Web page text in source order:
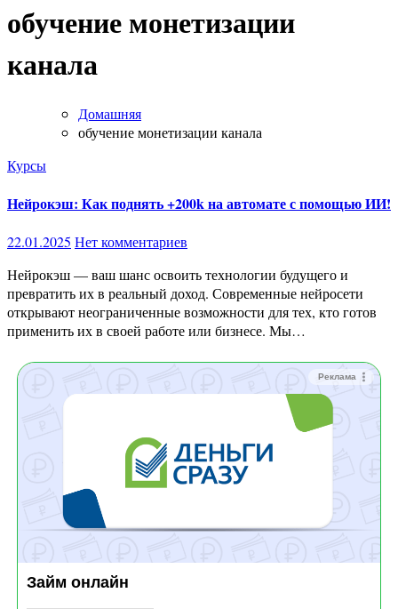
обучение монетизации
канала
Домашняя
обучение монетизации канала
Курсы
Нейрокэш: Как поднять +200k на автомате с помощью ИИ!
22.01.2025 Нет комментариев
Нейрокэш — ваш шанс освоить технологии будущего и
превратить их в реальный доход. Современные нейросети
открывают неограниченные возможности для тех, кто готов
применить их в своей работе или бизнесе. Мы…
Реклама
Займ онлайн